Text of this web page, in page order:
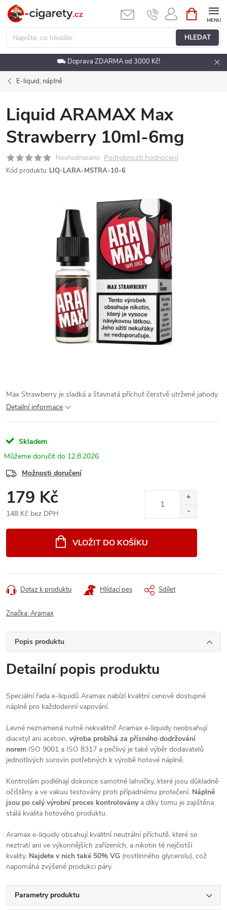
Přejít
obsah
HLEDAT
NÁKUPNÍ
KOŠÍK
⛟ Doprava ZDARMA od 3000 Kč!
E-liquid, náplně
Liquid ARAMAX Max
Strawberry 10ml-6mg
Neohodnoceno Podrobnosti hodnocení
Kód produktu: LIQ-LARA-MSTRA-10-6
Max Strawberry je sladká a šťavnatá příchuť čerstvě utržené jahody.
Detailní informace
Skladem
12.8.2026
Možnosti doručení
179 Kč
148 Kč bez DPH
VLOŽIT DO KOŠÍKU
Dotaz k produktu Hlídací pes Sdílet
Značka:Aramax
Popis produktu
Detailní popis produktu
Speciální řada e-liquidů Aramax nabízí kvalitní cenově dostupné
náplně pro každodenní vapování.
Levné neznamená nutně nekvalitní! Aramax e-liquidy neobsahují
diacetyl ani acetoin, výroba probíhá za přísného dodržování
norem ISO 9001 a ISO 8317 a pečlivý je také výběr dodavatelů
jednotlivých surovin potřebných k výrobě hotové náplně.
Kontrolám podléhají dokonce samotné lahvičky, které jsou důkladně
očištěny a ve vakuu testovány proti případnému protečení. Náplně
jsou po celý výrobní proces kontroloványa díky tomu je zajištěna
stálá kvalita hotového produktu.
Aramax e-liquidy obsahují kvalitní neutrální příchutě, které se
neztratí ani ve výkonnějších zařízeních, a nikotin té nejčistší
kvality. Najdete v nich také 50% VG (rostlinného glycerolu), což
napomáhá zvýšené produkci páry.
Parametry produktu